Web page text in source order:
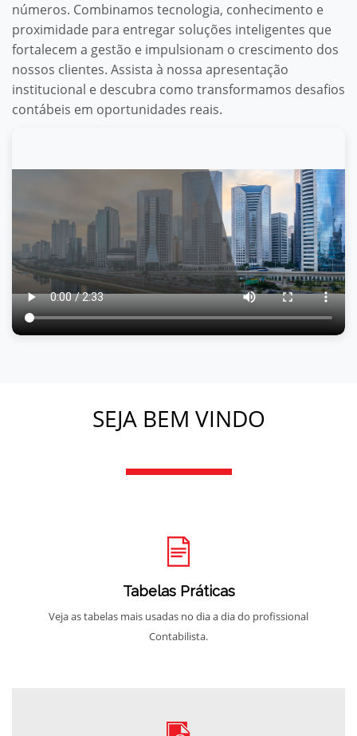
números. Combinamos tecnologia, conhecimento e
proximidade para entregar soluções inteligentes que
fortalecem a gestão e impulsionam o crescimento dos
nossos clientes. Assista à nossa apresentação
institucional e descubra como transformamos desafios
contábeis em oportunidades reais.
SEJA BEM VINDO
Tabelas Práticas
Veja as tabelas mais usadas no dia a dia do profissional
Contabilista.